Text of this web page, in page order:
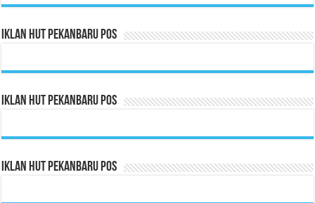
Iklan HUT Pekanbaru Pos
Iklan HUT Pekanbaru Pos
Iklan HUT Pekanbaru Pos